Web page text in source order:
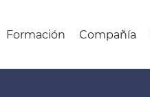
Formación Compañía